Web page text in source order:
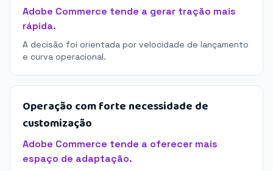
Adobe Commerce tende a gerar tração mais
rápida.
A decisão foi orientada por velocidade de lançamento
e curva operacional.
Operação com forte necessidade de
customização
Adobe Commerce tende a oferecer mais
espaço de adaptação.